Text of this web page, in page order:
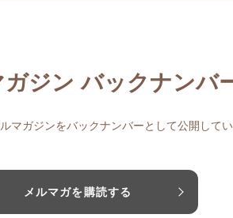
ガジン バックナンバ
マガジンをバックナンバーとして公開してい
メルマガを購読する